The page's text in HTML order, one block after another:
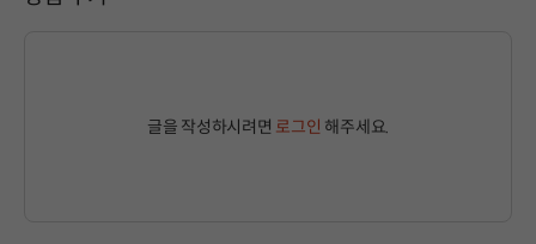
글을 작성하시려면 로그인 해주세요.